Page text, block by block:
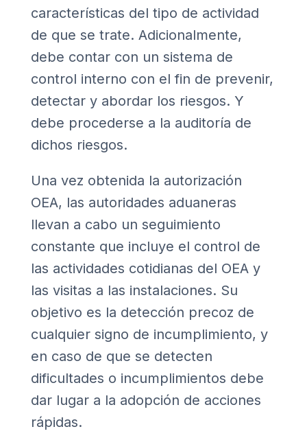
características del tipo de actividad
de que se trate. Adicionalmente,
debe contar con un sistema de
control interno con el fin de prevenir,
detectar y abordar los riesgos. Y
debe procederse a la auditoría de
dichos riesgos.
Una vez obtenida la autorización
OEA, las autoridades aduaneras
llevan a cabo un seguimiento
constante que incluye el control de
las actividades cotidianas del OEA y
las visitas a las instalaciones. Su
objetivo es la detección precoz de
cualquier signo de incumplimiento, y
en caso de que se detecten
dificultades o incumplimientos debe
dar lugar a la adopción de acciones
rápidas.